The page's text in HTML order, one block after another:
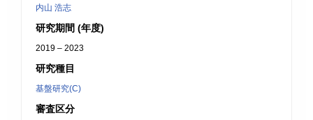
内山 浩志
研究期間 (年度)
2019 – 2023
研究種目
基盤研究(C)
審査区分